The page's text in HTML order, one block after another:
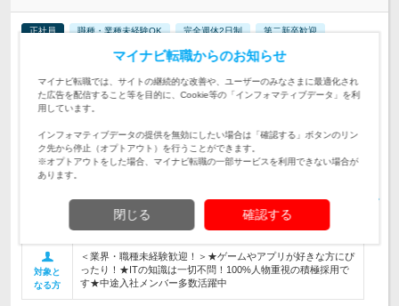
正社員 職種・業種未経験OK 完全週休2日制 第二新卒歓迎
リモートワーク可 女性のおしごと掲載中
★転勤なし／U・Iターン歓迎 ★勤務地は希望を考慮 ◎フルリ
モート、もしくは東京、神奈川、千葉、埼…
給与
◆月給25万円以上＋賞与年2回＋各種手当（残業代全額支給）
※実務未経験の方 ◆月給35万円以上＋賞与年…
【ゲームやアプリの開発を支える仕事！】◆リリース前のゲー
ムやアプリを操作して、正しく動作することを確認します◆1
ヵ月の研修からスタート！
対象と
なる方
＜業界・職種未経験歓迎！＞★ゲームやアプリが好きな方にぴ
ったり！★ITの知識は一切不問！100%人物重視の積極採用で
す★中途入社メンバー多数活躍中
マイナビ転職からのお知らせ
マイナビ転職では、サイトの継続的な改善や、ユーザーのみなさまに最適化され
た広告を配信すること等を目的に、Cookie等の「インフォマティブデータ」を利
用しています。
インフォマティブデータの提供を無効にしたい場合は「確認する」ボタンのリン
ク先から停止（オプトアウト）を行うことができます。
※オプトアウトをした場合、マイナビ転職の一部サービスを利用できない場合が
あります。
閉じる 確認する